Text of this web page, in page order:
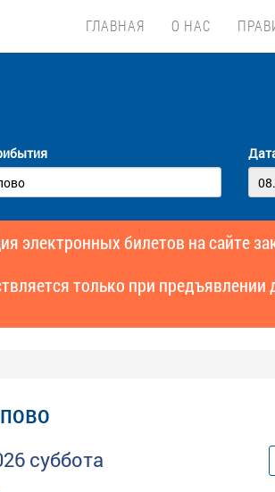
ГЛАВНАЯ О НАС
электронных билетов на сайте
только при
суббота